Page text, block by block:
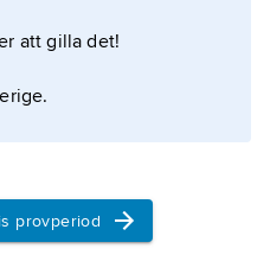
artikeln
att gilla det!
provperiod